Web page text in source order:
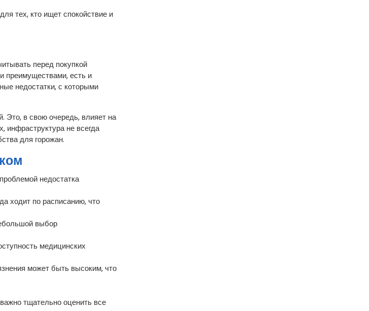
тех, кто ищет спокойствие и
перед покупкой
преимуществами, есть и
недостатки, с которыми
Это, в свою очередь, влияет на
инфраструктура не всегда
для горожан.
недостатка
ходит по расписанию, что
выбор
медицинских
может быть высоким, что
тщательно оценить все